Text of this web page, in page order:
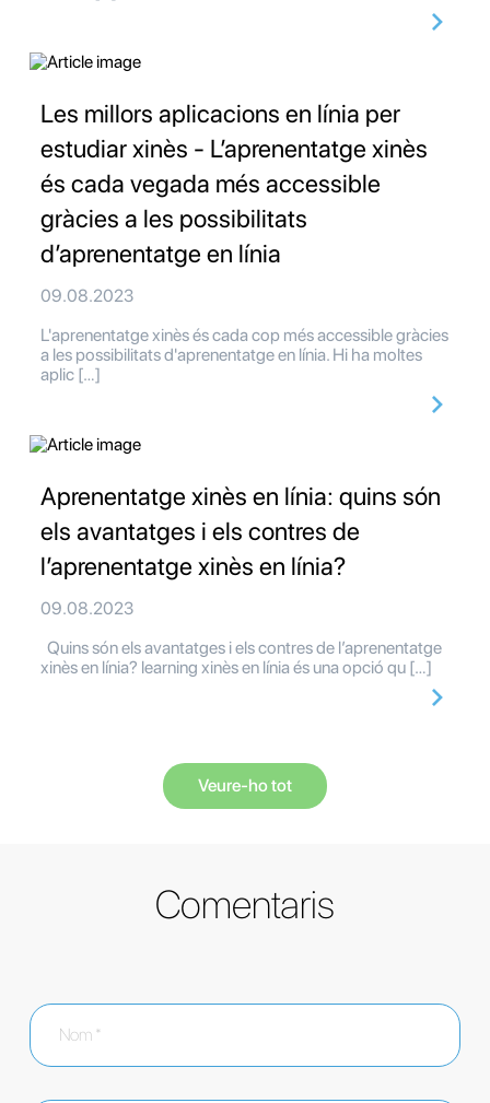
Les millors aplicacions en línia per
estudiar xinès - L’aprenentatge xinès
és cada vegada més accessible
gràcies a les possibilitats
d’aprenentatge en línia
09.08.2023
L'aprenentatge xinès és cada cop més accessible gràcies
a les possibilitats d'aprenentatge en línia. Hi ha moltes
aplic […]
Aprenentatge xinès en línia: quins són
els avantatges i els contres de
l’aprenentatge xinès en línia?
09.08.2023
Quins són els avantatges i els contres de l’aprenentatge
xinès en línia? learning xinès en línia és una opció qu […]
Veure-ho tot
Comentaris